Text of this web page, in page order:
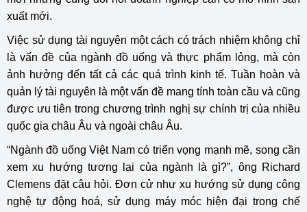
xuất mới.
Việc sử dụng tài nguyên một cách có trách nhiệm không chỉ
là vấn đề của ngành đồ uống và thực phẩm lỏng, mà còn
ảnh hưởng đến tất cả các quá trình kinh tế. Tuần hoàn và
quản lý tài nguyên là một vấn đề mang tính toàn cầu và cũng
được ưu tiên trong chương trình nghị sự chính trị của nhiều
quốc gia châu Âu và ngoài châu Âu.
“Ngành đồ uống Việt Nam có triển vọng mạnh mẽ, song cần
xem xu hướng tương lai của ngành là gì?”, ông Richard
Clemens đặt câu hỏi. Đơn cử như xu hướng sử dụng công
nghệ tự động hoá, sử dụng máy móc hiện đại trong chế